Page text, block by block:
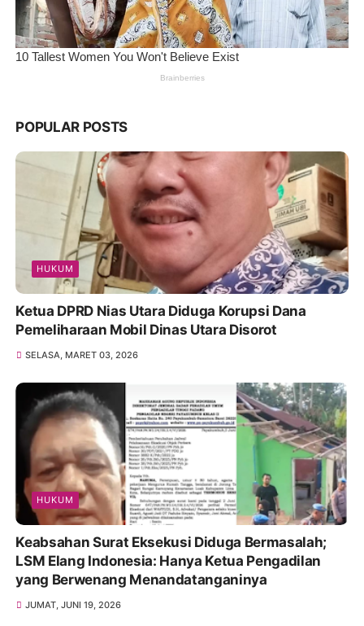
POPULAR POSTS
HUKUM
Ketua DPRD Nias Utara Diduga Korupsi Dana
Pemeliharaan Mobil Dinas Utara Disorot
SELASA, MARET 03, 2026
HUKUM
Keabsahan Surat Eksekusi Diduga Bermasalah;
LSM Elang Indonesia: Hanya Ketua Pengadilan
yang Berwenang Menandatanganinya
JUMAT, JUNI 19, 2026